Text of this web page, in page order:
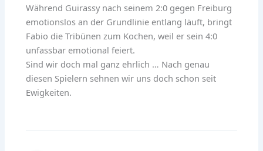
Während Guirassy nach seinem 2:0 gegen Freiburg
emotionslos an der Grundlinie entlang läuft, bringt
Fabio die Tribünen zum Kochen, weil er sein 4:0
unfassbar emotional feiert.
Sind wir doch mal ganz ehrlich … Nach genau
diesen Spielern sehnen wir uns doch schon seit
Ewigkeiten.